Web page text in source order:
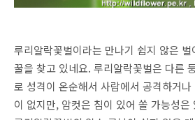
루리알락꽃벌이라는 만나기 쉽지 않은
꿀을 찾고 있네요. 루리알락꽃벌은 다른
로 성격이 온순해서 사람에서 공격하거
이 없지만, 암컷은 침이 있어 쏠 가능성은